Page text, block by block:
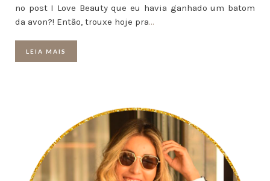
no post I Love Beauty que eu havia ganhado um batom
da avon?! Então, trouxe hoje pra…
LEIA MAIS